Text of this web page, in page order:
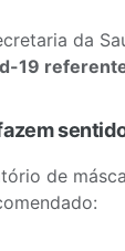
da
19
de